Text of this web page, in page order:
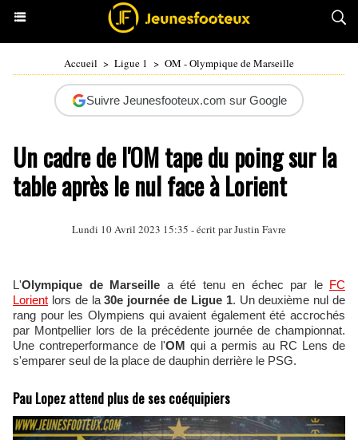
Accueil > Ligue 1 > OM - Olympique de Marseille
Suivre Jeunesfooteux.com sur Google
Un cadre de l'OM tape du poing sur la
table après le nul face à Lorient
Lundi 10 Avril 2023 15:35 - écrit parJustin Favre
L'Olympique de Marseille a été tenu en échec par le FC
Lorient lors de la30e journée de Ligue 1. Un deuxième nul de
rang pour les Olympiens qui avaient également été accrochés
par Montpellier lors de la précédente journée de championnat.
Une contreperformance de l'OM qui a permis au RC Lens de
s'emparer seul de la place de dauphin derrière le PSG.
Pau Lopez attend plus de ses coéquipiers